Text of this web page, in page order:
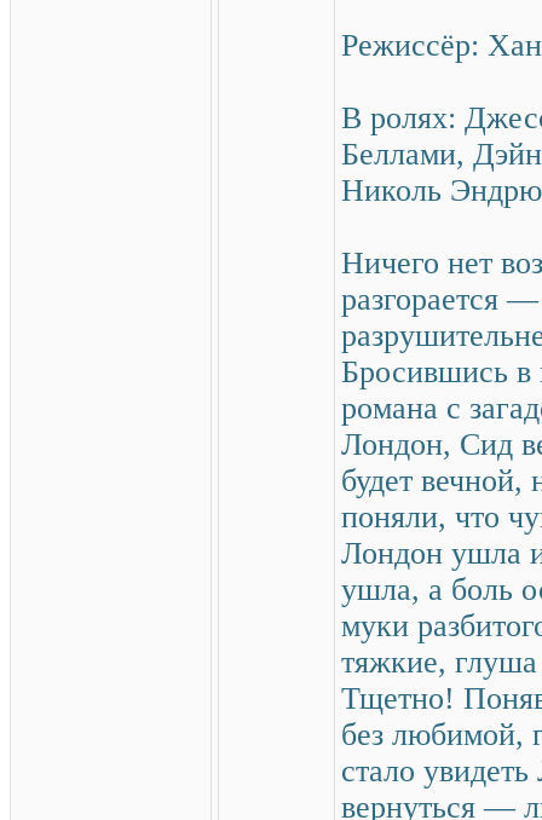
Режиссёр:
В ролях:
Беллами,
Николь
Ничего нет
разгорается
Бросившись в
романа с
Лондон, Сид
будет
поняли, что
Лондон ушла
ушла, а боль
муки
тяжкие,
Тщетно!
без любимой,
стало
вернуться —